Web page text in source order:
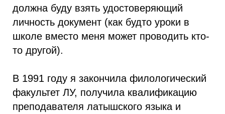
должна буду взять удостоверяющий
личность документ (как будто уроки в
школе вместо меня может проводить кто-
то другой).
В 1991 году я закончила филологический
факультет ЛУ, получила квалификацию
преподавателя латышского языка и